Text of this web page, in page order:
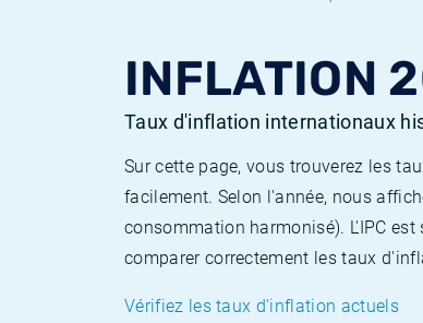
INFLATION
Taux d'inflation internationaux
Sur cette page, vous trouverez les
facilement. Selon l'année, nous
consommation harmonisé). L'IPC
comparer correctement les taux
Vérifiez les taux d'inflation actuels
Taux d'inflation historiques